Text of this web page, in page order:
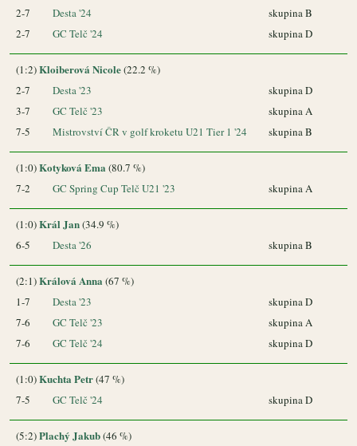
2-7
Desta '24
skupina B
2-7
GC Telč '24 skupina D
(1:2)Kloiberová Nicole(22.2 %)
2-7
Desta '23
skupina D
3-7
GC Telč '23
skupina A
7-5
Mistrovství ČR v golf kroketu U21 Tier 1 '24 skupina B
(1:0)Kotyková Ema (80.7 %)
7-2
GC Spring Cup Telč U21 '23 skupina A
(1:0)Král Jan(34.9 %)
6-5
Desta '26 skupina B
(2:1)Králová Anna (67 %)
1-7
Desta '23
skupina D
7-6
GC Telč '23
skupina A
7-6
GC Telč '24 skupina D
(1:0)Kuchta Petr(47 %)
7-5
GC Telč '24 skupina D
(5:2)Plachý Jakub(46 %)